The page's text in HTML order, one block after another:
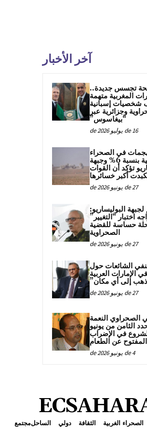
آخر الأخبار
تجسس جديدة..
المغربية متهمة
شخصيات إسبانية
وجزائرية عبر
“بيغاسوس”
16 de يوليو de 2026
في الصحراء
الغربية بنسبة 6% وجبهة
تؤكد أن القوات
أكبر خسائرها
27 de يونيو de 2026
البوليساريو:
اختبار “التغيير”
حساسة للقضية
الصحراوية
27 de يونيو de 2026
الشائعات حول
الإمارات العربية
إلى أي مكان”
27 de يونيو de 2026
الصحراوي النعمة
الثامن من يونيو
في الإضراب
المفتوح عن الطعام
4 de يونيو de 2026
الصحراء الغربية الثقافة دولي الساحلمجتمع